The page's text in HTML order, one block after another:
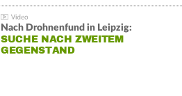
Nach Drohnenfund in Leipzig:
SUCHE NACH ZWEITEM
GEGENSTAND